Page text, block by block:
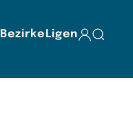
Bezirke Ligen